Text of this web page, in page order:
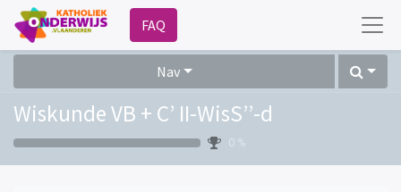
FAQ
Nav
Wiskunde VB + C’ II-WisS’’-d
0 %